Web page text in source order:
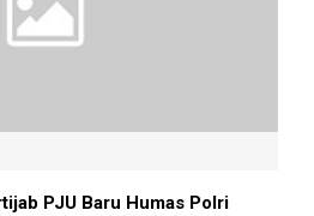
PJU Baru Humas Polri